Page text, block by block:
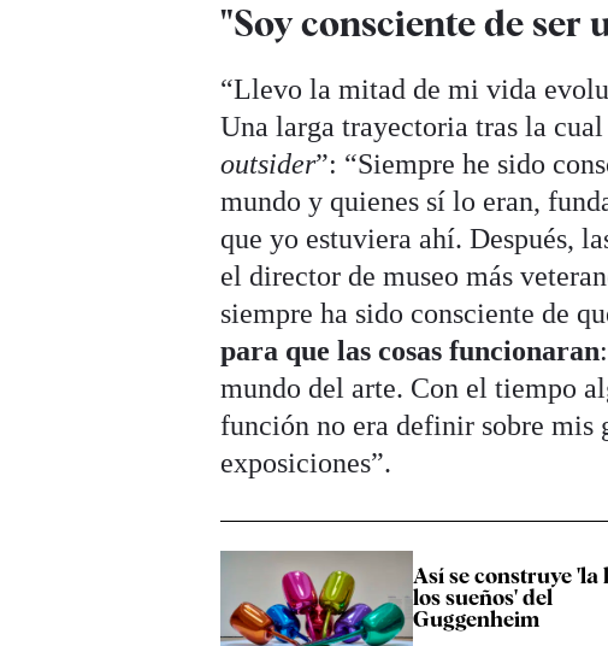
"Soy consciente de ser
“Llevo la mitad de mi vida
Una larga trayectoria tras la
outsider”: “Siempre he sido
mundo y quienes sí lo eran,
que yo estuviera ahí. Después,
el director de museo más
siempre ha sido consciente de
para que las cosas funcionaran
mundo del arte. Con el tiempo
función no era definir sobre mis
exposiciones”.
Así se construye 'la
los sueños' del
Guggenheim